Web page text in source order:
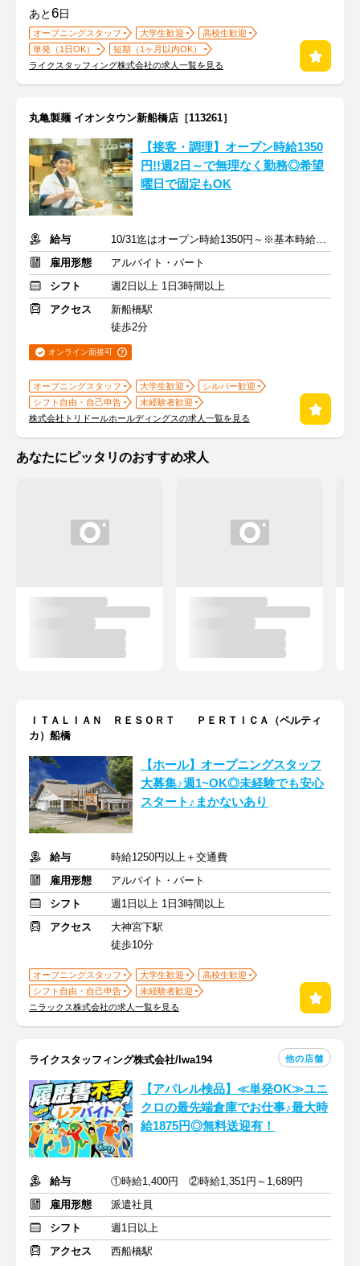
あと6日
オープニングスタッフ 大学生歓迎
高校生歓迎
単発（1日OK）
短期（1ヶ月以内OK）
ライクスタッフィング株式会社の求人一覧を見る
丸亀製麺 イオンタウン新船橋店［113261］
【接客・調理】オープン時給1350
円!!週2日～で無理なく勤務◎希望
曜日で固定もOK
給与
10/31迄はオープン時給1350円～※基本時給1250円～
雇用形態
アルバイト・パート
シフト
週2日以上 1日3時間以上
アクセス
新船橋駅
徒歩2分
オンライン面接可
オープニングスタッフ 大学生歓迎
シルバー歓迎
シフト自由・自己申告
未経験者歓迎
株式会社トリドールホールディングスの求人一覧を見る
あなたにピッタリのおすすめ求人
ＩＴＡＬＩＡＮ ＲＥＳＯＲＴ ＰＥＲＴＩＣＡ（ペルティ
カ）船橋
【ホール】オープニングスタッフ
大募集♪週1~OK◎未経験でも安心
スタート♪まかないあり
給与
時給1250円以上＋交通費
雇用形態
アルバイト・パート
シフト
週1日以上 1日3時間以上
アクセス
大神宮下駅
徒歩10分
オープニングスタッフ 大学生歓迎
高校生歓迎
シフト自由・自己申告
未経験者歓迎
ニラックス株式会社の求人一覧を見る
ライクスタッフィング株式会社/lwa194 他の店舗
【アパレル検品】≪単発OK≫ユニ
クロの最先端倉庫でお仕事♪最大時
給1875円◎無料送迎有！
給与
①時給1,400円 ②時給1,351円～1,689円
雇用形態
派遣社員
シフト
週1日以上
アクセス
西船橋駅